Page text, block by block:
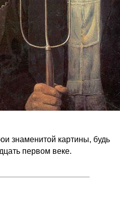
знаменитой картины, будь
первом веке.